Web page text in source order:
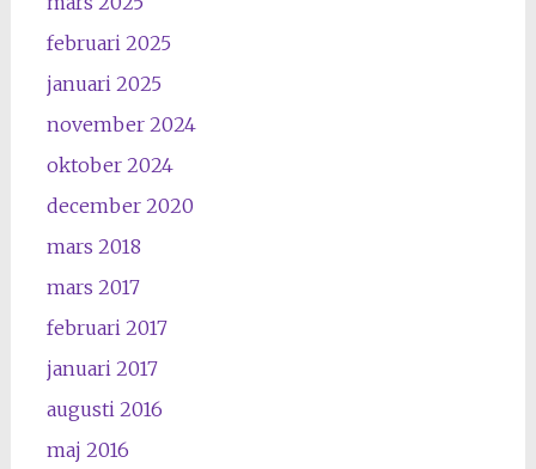
februari 2025
januari 2025
november 2024
oktober 2024
december 2020
mars 2018
mars 2017
februari 2017
januari 2017
augusti 2016
maj 2016